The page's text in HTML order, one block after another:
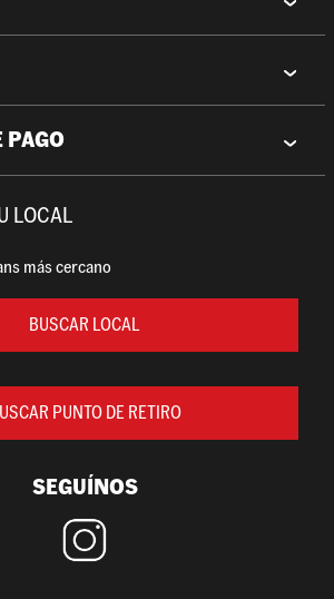
PAGO
LOCAL
más cercano
BUSCAR LOCAL
PUNTO DE RETIRO
SEGUÍNOS